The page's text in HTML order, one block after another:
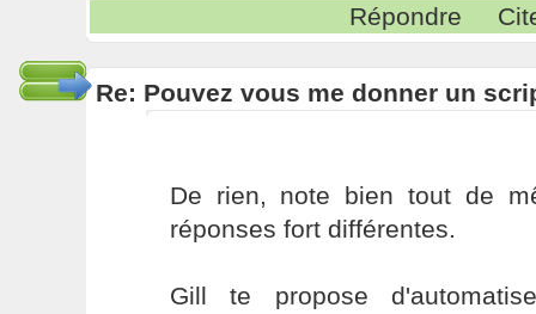
Répondre
Re: Pouvez vous me donner un
De rien, note bien tout de
réponses fort différentes.
Gill te propose